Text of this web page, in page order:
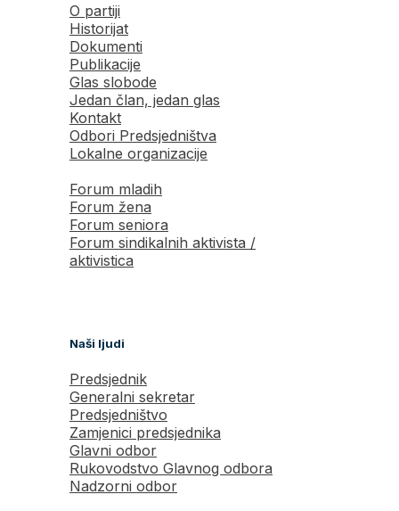
O partiji
Historijat
Dokumenti
Publikacije
Glas slobode
Jedan član, jedan glas
Kontakt
Odbori Predsjedništva
Lokalne organizacije
Forum mladih
Forum žena
Forum seniora
Forum sindikalnih aktivista /
aktivistica
Naši ljudi
Predsjednik
Generalni sekretar
Predsjedništvo
Zamjenici predsjednika
Glavni odbor
Rukovodstvo Glavnog odbora
Nadzorni odbor